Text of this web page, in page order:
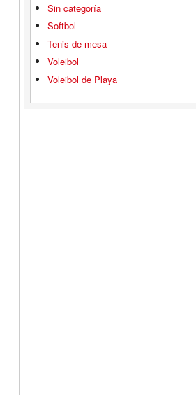
Sin categoría
Softbol
Tenis de mesa
Voleibol
Voleibol de Playa